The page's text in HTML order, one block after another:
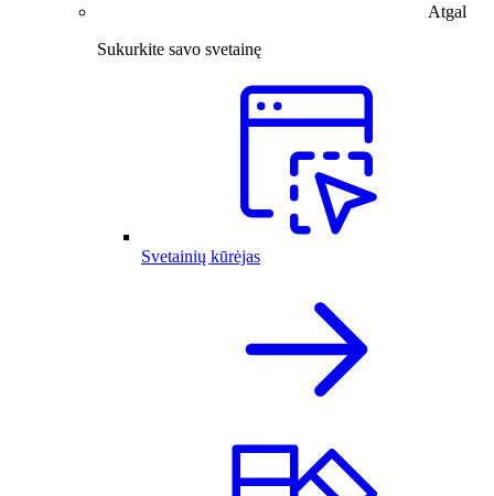
Atgal
Sukurkite savo svetainę
Svetainių kūrėjas